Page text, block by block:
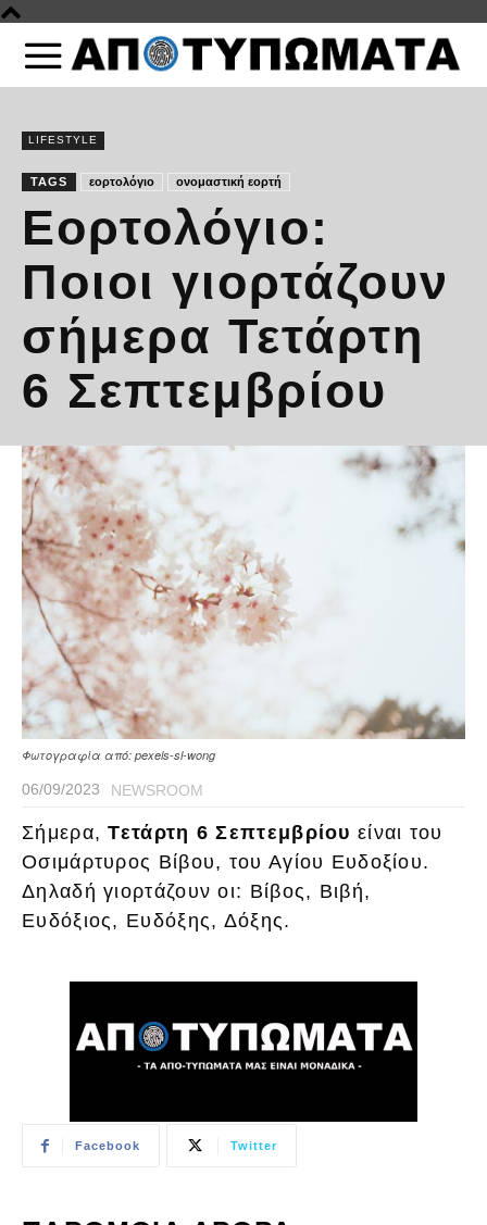
LIFESTYLE
TAGS εορτολόγιο ονομαστική εορτή
Εορτολόγιο:
Ποιοι γιορτάζουν
σήμερα Τετάρτη
6 Σεπτεμβρίου
Φωτογραφία από: pexels-sl-wong
06/09/2023 NEWSROOM
Σήμερα,Τετάρτη 6 Σεπτεμβρίου είναι του
Οσιμάρτυρος Βίβου, του Αγίου Ευδοξίου.
Δηλαδή γιορτάζουν οι: Βίβος, Βιβή,
Ευδόξιος, Ευδόξης, Δόξης.
Facebook Twitter